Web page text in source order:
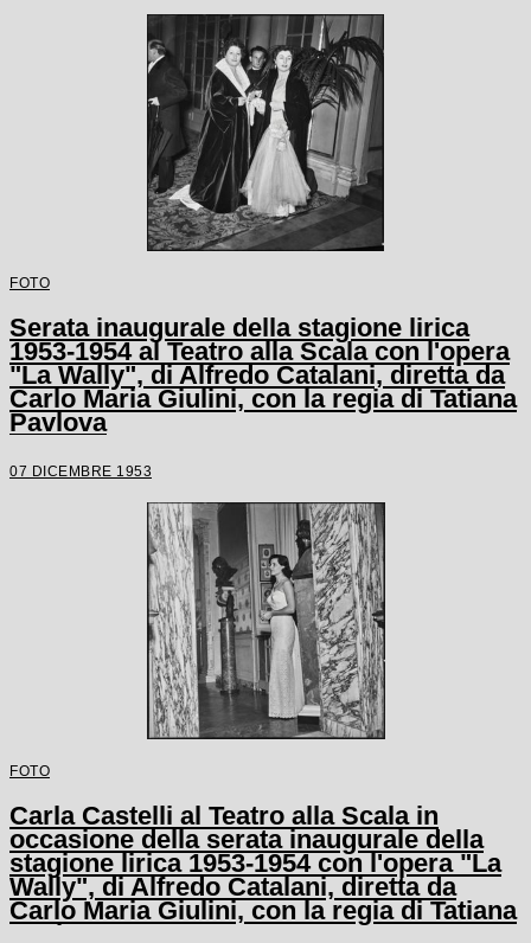
FOTO
Serata inaugurale della stagione lirica
1953-1954 al Teatro alla Scala con l'opera
"La Wally", di Alfredo Catalani, diretta da
Carlo Maria Giulini, con la regia di Tatiana
Pavlova
07 DICEMBRE 1953
FOTO
Carla Castelli al Teatro alla Scala in
occasione della serata inaugurale della
stagione lirica 1953-1954 con l'opera "La
Wally", di Alfredo Catalani, diretta da
Carlo Maria Giulini, con la regia di Tatiana
Pavlova